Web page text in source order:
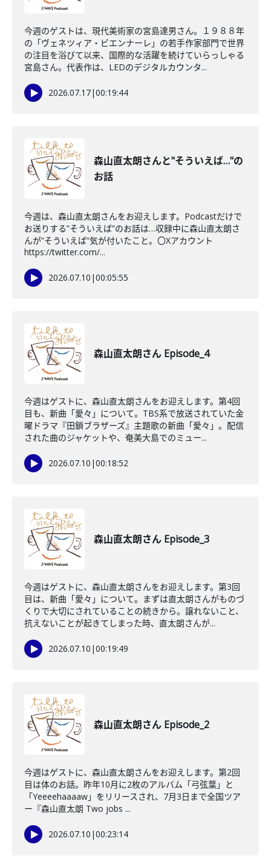
今週のゲストは、現代美術家の宮島達男さん。１９８８年
の「ヴェネツィア・ビエンナーレ」の若手作家部門で世界
の注目を浴びて以来、国際的な活躍を続けていらっしゃる
宮島さん。代表作は、LEDのデジタルカウンタ...
2026.07.17|00:19:44
森山直太朗さんと"そういえば…"の
お話
今週は、森山直太朗さんをお迎えします。Podcastだけで
お送りする”そういえば”のお話は…収録中に森山直太朗さ
んが”そういえば”気が付いたこと。〇Xアカウント
https://twitter.com/...
2026.07.10 |00:05:55
森山直太朗さん Episode_4
今週はゲストに、森山直太朗さんをお迎えします。第4回
目も、新曲「愛々」について。TBS系で放送されていた金
曜ドラマ『田鎖ブラザーズ』主題歌の新曲「愛々」。配信
された曲のジャケットや、奄美大島でのミュー...
2026.07.10 |00:18:52
森山直太朗さん Episode_3
今週はゲストに、森山直太朗さんをお迎えします。第3回
目は、新曲「愛々」について。まずは直太朗さんがものづ
くりで大切にされていることの続きから。譲れないこと、
抗えないことが起きてしまった時、直太朗さんが...
2026.07.10 |00:19:49
森山直太朗さん Episode_2
今週はゲストに、森山直太朗さんをお迎えします。第2回
目は体のお話。昨年10月に2枚のアルバム「弓弦葉」と
「Yeeeehaaaaw」をリリースされ、7月3日まで全国ツア
ー『森山直太朗 Two jobs ...
2026.07.10 |00:23:14